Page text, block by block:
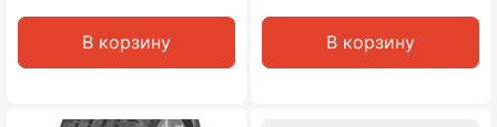
В корзину В корзину